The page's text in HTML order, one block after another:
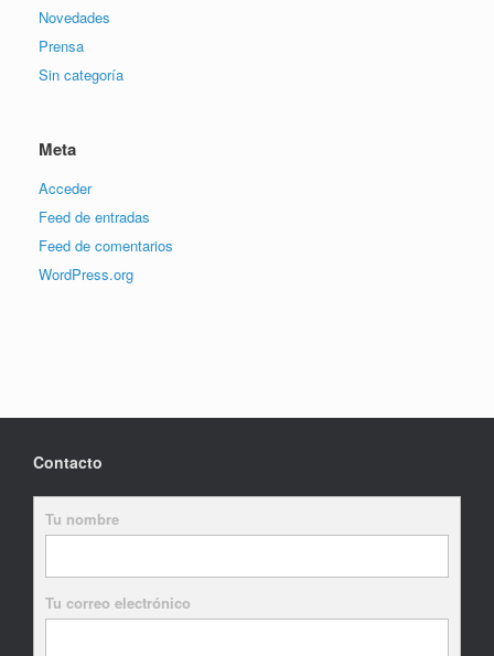
Novedades
Prensa
Sin categoría
Meta
Acceder
Feed de entradas
Feed de comentarios
WordPress.org
Contacto
Tu nombre
Tu correo electrónico